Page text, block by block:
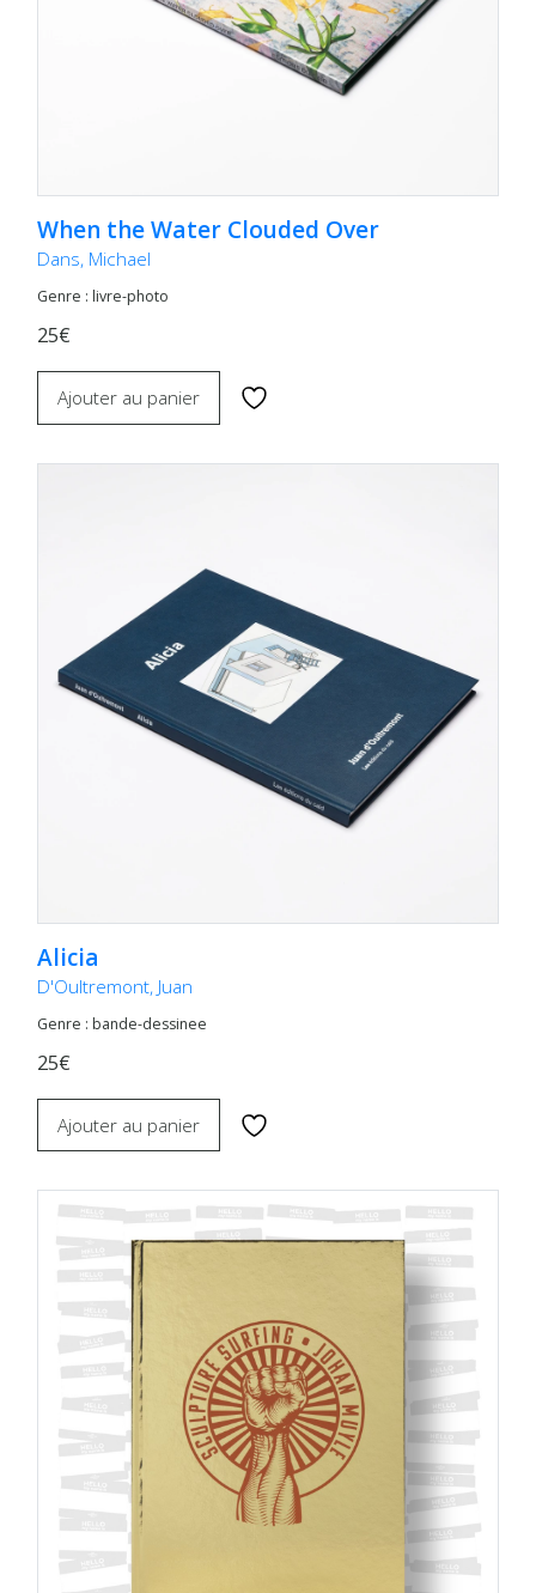
When the Water Clouded Over
Dans, Michael
Genre : livre-photo
25€
Ajouter au panier
Alicia
D'Oultremont, Juan
Genre : bande-dessinee
25€
Ajouter au panier